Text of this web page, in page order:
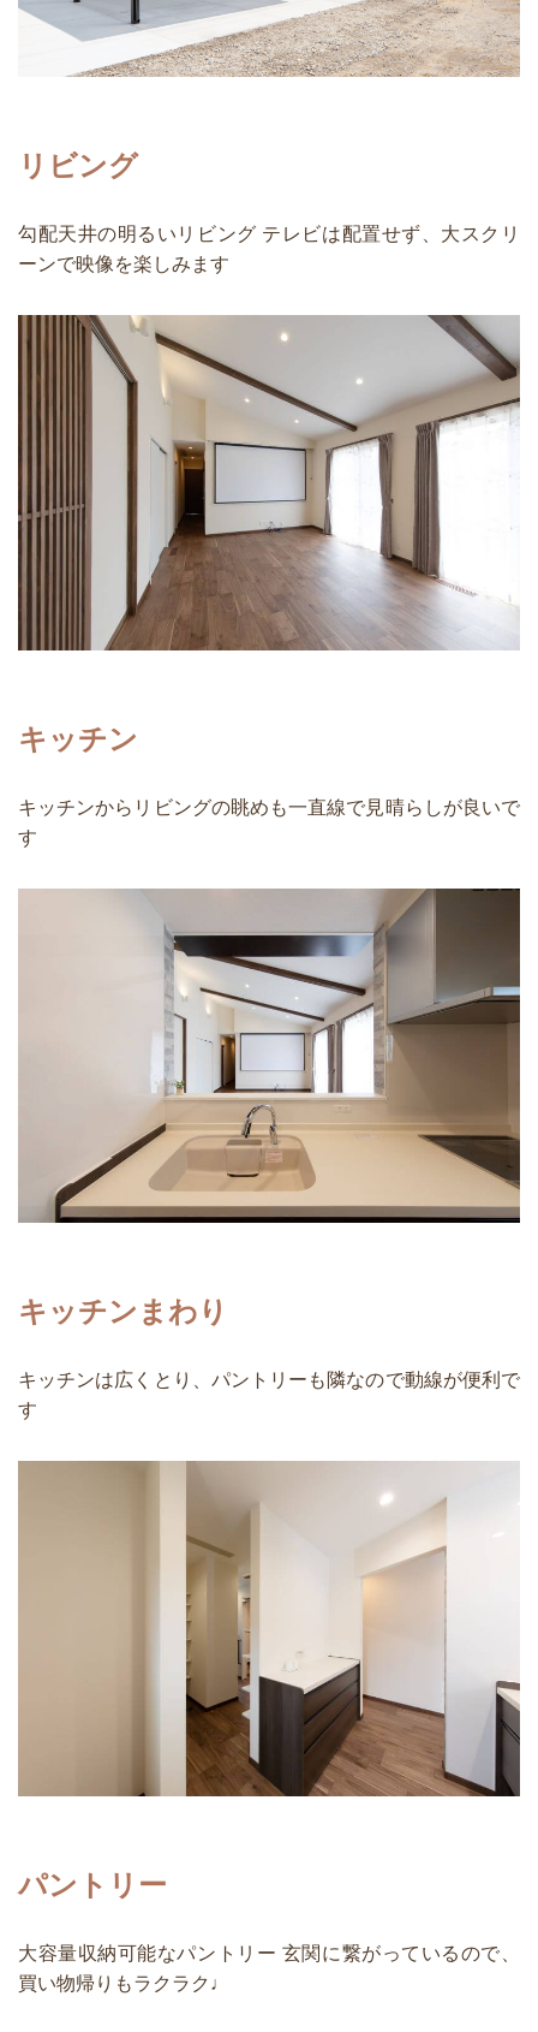
リビング
勾配天井の明るいリビング テレビは配置せず、大スクリ
ーンで映像を楽しみます
キッチン
キッチンからリビングの眺めも一直線で見晴らしが良いで
す
キッチンまわり
キッチンは広くとり、パントリーも隣なので動線が便利で
す
パントリー
大容量収納可能なパントリー 玄関に繋がっているので、
買い物帰りもラクラク♩